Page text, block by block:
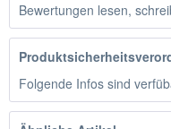
Bewertungen lesen,
Folgende Infos sind